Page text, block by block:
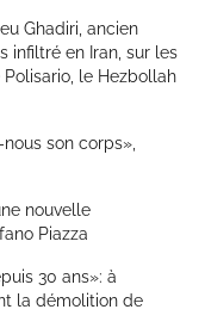
Ghadiri, ancien
infiltré en Iran, sur les
le Hezbollah
son corps»,
nouvelle
Piazza
30 ans»: à
la démolition de